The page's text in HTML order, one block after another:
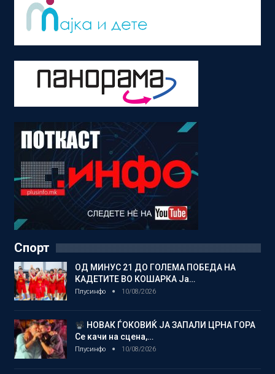
Спорт
ОД МИНУС 21 ДО ГОЛЕМА ПОБЕДА НА
КАДЕТИТЕ ВО КОШАРКА Ја…
Плусинфо 10/08/2026
НОВАК ЃОКОВИЌ ЈА ЗАПАЛИ ЦРНА ГОРА
Се качи на сцена,…
Плусинфо 10/08/2026